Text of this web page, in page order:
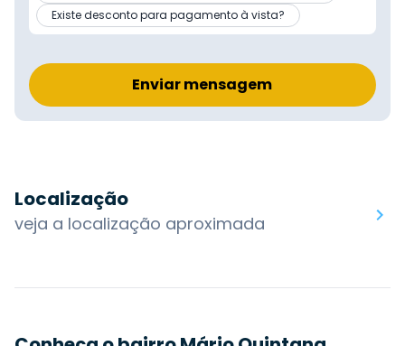
Existe desconto para pagamento à vista?
Enviar mensagem
Localização
veja a localização aproximada